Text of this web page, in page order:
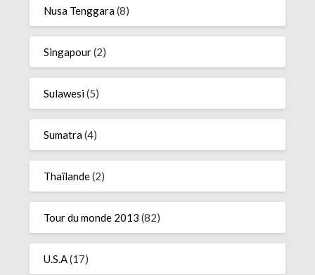
Nusa Tenggara(8)
Singapour(2)
Sulawesi(5)
Sumatra(4)
Thaïlande(2)
Tour du monde 2013 (82)
U.S.A(17)